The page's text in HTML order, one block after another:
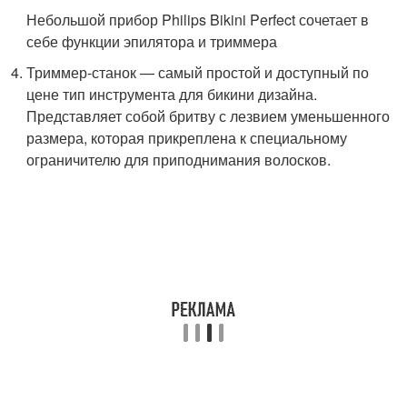
Небольшой прибор Philips Bikini Perfect сочетает в
себе функции эпилятора и триммера
Триммер-станок — самый простой и доступный по
цене тип инструмента для бикини дизайна.
Представляет собой бритву с лезвием уменьшенного
размера, которая прикреплена к специальному
ограничителю для приподнимания волосков.